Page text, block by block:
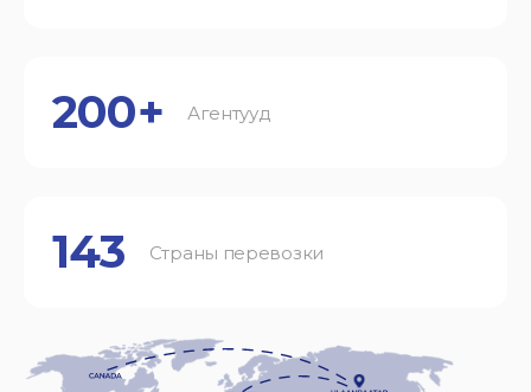
200+ Агентууд
143 Страны перевозки